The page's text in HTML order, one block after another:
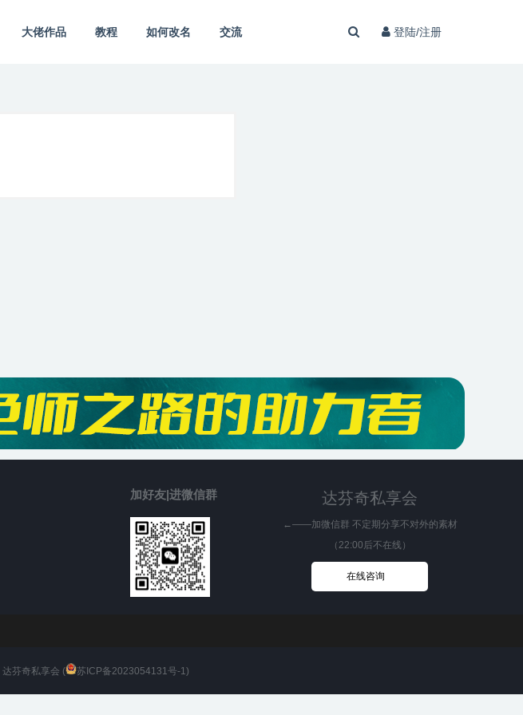
大佬作品 教程 如何改名 交流 登陆/注册
加好友|进微信群 达芬奇私享会
←——加微信群 不定期分享不对外的素材
（22:00后不在线）
在线咨询
达芬奇私享会 ( 苏ICP备2023054131号-1)